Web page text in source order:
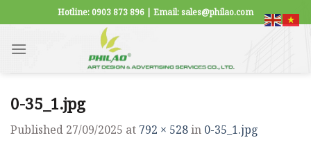
to
content
Hotline: 0903 873 896 | Email: sales@philao.com
0-35_1.jpg
Published 27/09/2025 at 792 × 528in 0-35_1.jpg